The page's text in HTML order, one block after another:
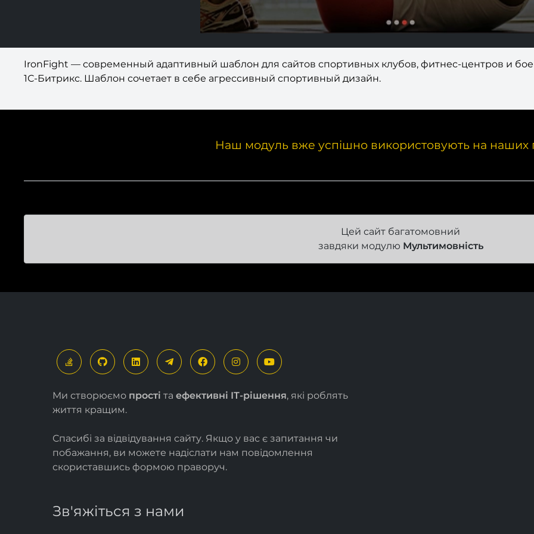
IronFight — современный адаптивный шаблон для сайтов спортивных клубов, фитнес-центров и
1С-Битрикс. Шаблон сочетает в себе агрессивный спортивный дизайн.
Наш модуль вже успішно використовують на наших
Цей сайт багатомовний
завдяки модулю Мультимовність
Ми створюємо прості та ефективні ІТ-рішення, які роблять
життя кращим.
Спасибі за відвідування сайту. Якщо у вас є запитання чи
побажання, ви можете надіслати нам повідомлення
скориставшись формою праворуч.
Зв'яжіться з нами